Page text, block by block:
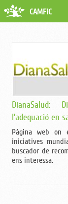
Activitats
Borsa de treball
Biblioteca
Grups i Vocalies
CAMFiC
DianaSalud:
l'adequació en
Pàgina web on
iniciatives
buscador de
ens interessa.